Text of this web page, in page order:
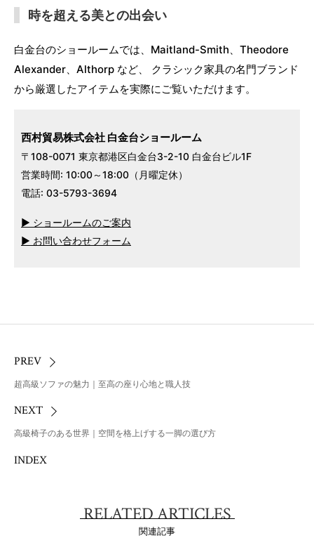
時を超える美との出会い
白金台のショールームでは、Maitland-Smith、Theodore
Alexander、Althorp など、 クラシック家具の名門ブランド
から厳選したアイテムを実際にご覧いただけます。
西村貿易株式会社 白金台ショールーム
〒108-0071 東京都港区白金台3-2-10 白金台ビル1F
営業時間: 10:00～18:00（月曜定休）
電話: 03-5793-3694
▶ ショールームのご案内
▶ お問い合わせフォーム
PREV
超高級ソファの魅力｜至高の座り心地と職人技
NEXT
高級椅子のある世界｜空間を格上げする一脚の選び方
INDEX
RELATED ARTICLES
関連記事